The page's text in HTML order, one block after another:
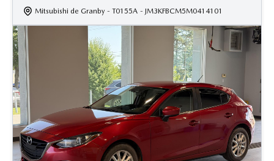
Mitsubishi de Granby - T0155A - JM3KFBCM5M0414101